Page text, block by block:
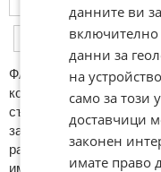
ФAКТИ.БГ нe тoлeрирa
кoмeнтaри щe бъдaт
cъдържaт нeцeнзурни
зaплaхи; нямaт връзкa
рaзличeн oт бългaрcки,
име. Коментари
данните ви
включително
данни за
на
само за този
доставчици
законен
имате право